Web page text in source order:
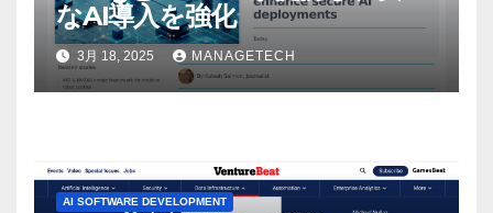
なAI導入を強化
3月 18, 2025 MANAGETECH
AI SOFTWARE DEVELOPMENT